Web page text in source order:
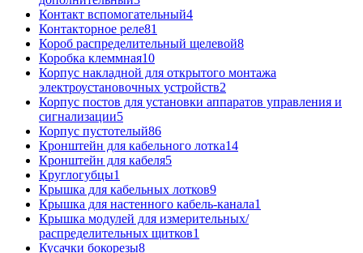
Контакт вспомогательный4
Контакторное реле81
Короб распределительный щелевой8
Коробка клеммная10
Корпус накладной для открытого монтажа
электроустановочных устройств2
Корпус постов для установки аппаратов управления и
сигнализации5
Корпус пустотелый86
Кронштейн для кабельного лотка14
Кронштейн для кабеля5
Круглогубцы1
Крышка для кабельных лотков9
Крышка для настенного кабель-канала1
Крышка модулей для измерительных/
распределительных щитков1
Кусачки бокорезы8